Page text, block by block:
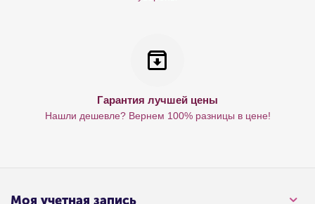
Гарантия лучшей цены
Нашли дешевле? Вернем 100% разницы в цене!
Моя учетная запись